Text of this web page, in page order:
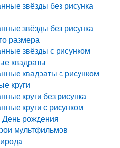
звёзды без рисунка
звёзды без рисунка
размера
звёзды с рисунком
квадраты
квадраты с рисунком
круги
круги без рисунка
круги с рисунком
День рождения
мультфильмов